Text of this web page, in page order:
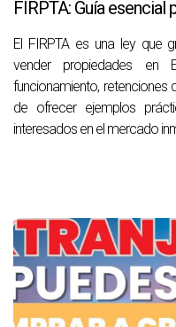
FIRPTA: Guía
El FIRPTA es una ley que
vender propiedades en
funcionamiento,
de ofrecer ejemplos
interesados en el mercado